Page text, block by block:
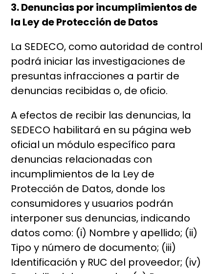
3. Denuncias por incumplimientos de
la Ley de Protección de Datos
La SEDECO, como autoridad de control
podrá iniciar las investigaciones de
presuntas infracciones a partir de
denuncias recibidas o, de oficio.
A efectos de recibir las denuncias, la
SEDECO habilitará en su página web
oficial un módulo específico para
denuncias relacionadas con
incumplimientos de la Ley de
Protección de Datos, donde los
consumidores y usuarios podrán
interponer sus denuncias, indicando
datos como: (i) Nombre y apellido; (ii)
Tipo y número de documento; (iii)
Identificación y RUC del proveedor; (iv)